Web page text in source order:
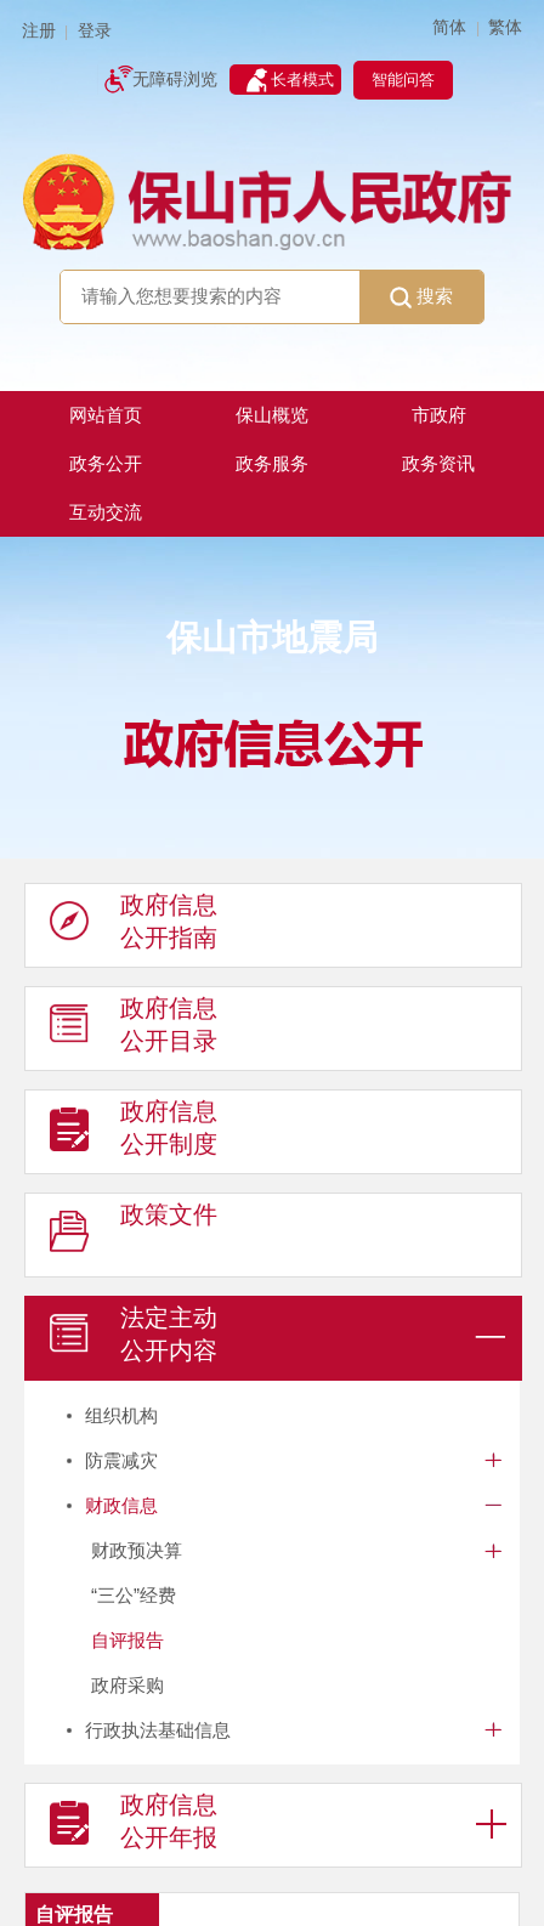
注册 登录 简体 | 繁体
无障碍浏览 长者模式 智能问答
搜索
网站首页 保山概览 市政府
政务公开 政务服务 政务资讯
互动交流
保山市地震局
政府信息
公开指南
政府信息
公开目录
政府信息
公开制度
政策文件
法定主动
公开内容
组织机构
防震减灾
财政信息
财政预决算
“三公”经费
自评报告
政府采购
行政执法基础信息
政府信息
公开年报
自评报告